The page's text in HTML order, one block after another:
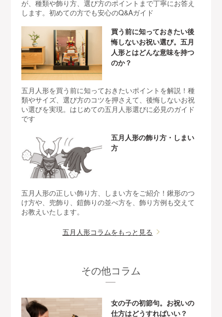
が、種類や飾り方、選び方のポイントまで丁寧にお答え
します。初めての方でも安心のQ&Aガイド
買う前に知っておきたい後
悔しないお祝い選び。五月
人形とはどんな意味を持つ
のか？
五月人形を買う前に知っておきたいポイントを解説！種
類やサイズ、選び方のコツを押さえて、後悔しないお祝
い選びを実現。はじめての五月人形選びに必見のガイド
です
五月人形の飾り方・しまい
方
五月人形の正しい飾り方、しまい方をご紹介！鍬形のつ
け方や、兜飾り、鎧飾りの並べ方を、飾り方例も交えて
お教えいたします。
五月人形コラムをもっと見る
その他コラム
女の子の初節句。お祝いの
仕方はどうすればいい？